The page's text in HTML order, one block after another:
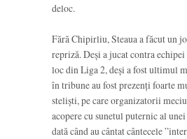
deloc.
Fără Chipirliu, Steaua a făcut un
repriză. Deși a jucat contra
loc din Liga 2, deși a fost ultimul
în tribune au fost prezenți foarte
steliști, pe care organizatorii
acopere cu sunetul puternic al
dată când au cântat cântecele